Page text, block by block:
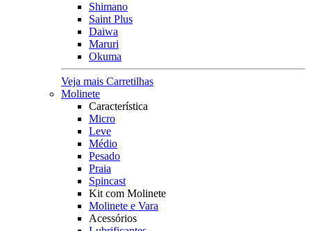
Shimano
Saint Plus
Daiwa
Maruri
Okuma
Veja mais Carretilhas
Molinete
Característica
Micro
Leve
Médio
Pesado
Praia
Spincast
Kit com Molinete
Molinete e Vara
Acessórios